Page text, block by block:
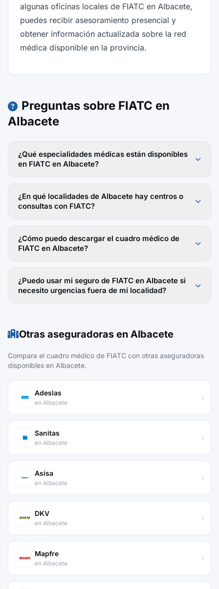
algunas oficinas locales de FIATC en Albacete,
puedes recibir asesoramiento presencial y
obtener información actualizada sobre la red
médica disponible en la provincia.
Preguntas sobre FIATC en
Albacete
¿Qué especialidades médicas están disponibles
en FIATC en Albacete?
¿En qué localidades de Albacete hay centros o
consultas con FIATC?
¿Cómo puedo descargar el cuadro médico de
FIATC en Albacete?
¿Puedo usar mi seguro de FIATC en Albacete si
necesito urgencias fuera de mi localidad?
Otras aseguradoras en Albacete
Compara el cuadro médico de FIATC con otras aseguradoras
disponibles en Albacete.
Adeslas
en Albacete
Sanitas
en Albacete
Asisa
en Albacete
DKV
en Albacete
Mapfre
en Albacete